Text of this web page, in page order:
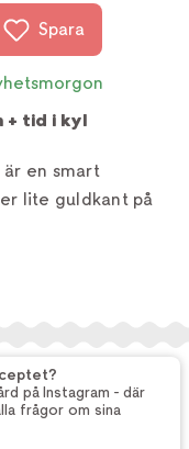
Spara
+ tid i kyl
en smart
lite guldkant på
på Instagram - där
frågor om sina